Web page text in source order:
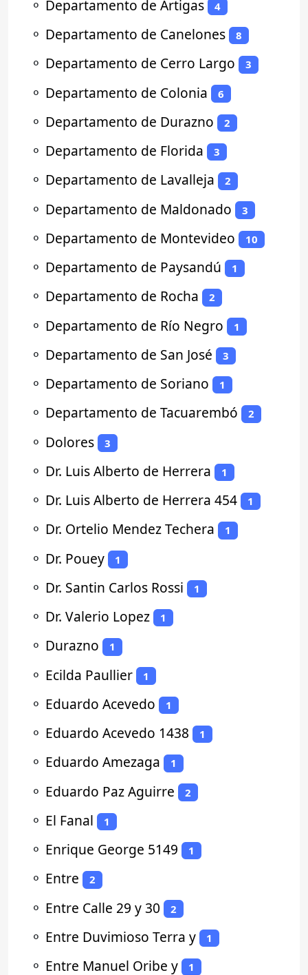
⚬ Departamento de Artigas 4
⚬ Departamento de Canelones 8
⚬ Departamento de Cerro Largo 3
⚬ Departamento de Colonia 6
⚬ Departamento de Durazno 2
⚬ Departamento de Florida 3
⚬ Departamento de Lavalleja 2
⚬ Departamento de Maldonado 3
⚬ Departamento de Montevideo 10
⚬ Departamento de Paysandú 1
⚬ Departamento de Rocha 2
⚬ Departamento de Río Negro 1
⚬ Departamento de San José 3
⚬ Departamento de Soriano 1
⚬ Departamento de Tacuarembó 2
⚬ Dolores 3
⚬ Dr. Luis Alberto de Herrera 1
⚬ Dr. Luis Alberto de Herrera 454 1
⚬ Dr. Ortelio Mendez Techera 1
⚬ Dr. Pouey 1
⚬ Dr. Santin Carlos Rossi 1
⚬ Dr. Valerio Lopez 1
⚬ Durazno 1
⚬ Ecilda Paullier 1
⚬ Eduardo Acevedo 1
⚬ Eduardo Acevedo 1438 1
⚬ Eduardo Amezaga 1
⚬ Eduardo Paz Aguirre 2
⚬ El Fanal 1
⚬ Enrique George 5149 1
⚬ Entre 2
⚬ Entre Calle 29 y 30 2
⚬ Entre Duvimioso Terra y 1
⚬ Entre Manuel Oribe y 1